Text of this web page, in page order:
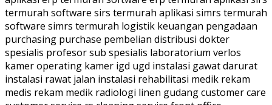
termurah software sirs termurah aplikasi simrs termurah
software simrs termurah logistik keuangan pengadaan
purchasing purchase pembelian distribusi dokter
spesialis profesor sub spesialis laboratorium verlos
kamer operating kamer igd ugd instalasi gawat darurat
instalasi rawat jalan instalasi rehabilitasi medik rekam
medis rekam medik radiologi linen gudang customer care